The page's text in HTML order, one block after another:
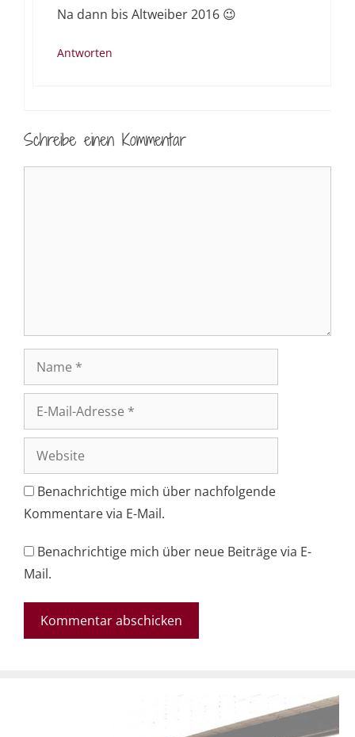
Na dann bis Altweiber 2016 😉
Antworten
Schreibe einen Kommentar
Mail-
Adresse
Website
Benachrichtige mich über nachfolgende
Kommentare via E-Mail.
Benachrichtige mich über neue Beiträge via E-
Mail.